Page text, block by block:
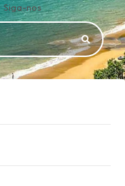
Siga-nos